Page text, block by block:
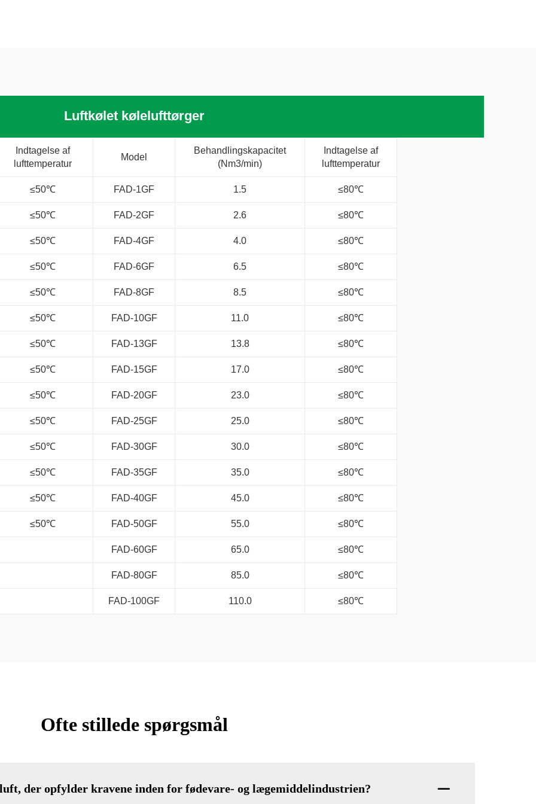
Luftkølet kølelufttørger
Indtagelse af
lufttemperatur
Model
Behandlingskapacitet
(Nm3/min)
Indtagelse af
lufttemperatur
≤50℃ FAD-1GF 1.5 ≤80℃
≤50℃ FAD-2GF 2.6 ≤80℃
≤50℃ FAD-4GF 4.0 ≤80℃
≤50℃ FAD-6GF 6.5 ≤80℃
≤50℃ FAD-8GF 8.5 ≤80℃
≤50℃ FAD-10GF 11.0 ≤80℃
≤50℃ FAD-13GF 13.8 ≤80℃
≤50℃ FAD-15GF 17.0 ≤80℃
≤50℃ FAD-20GF 23.0 ≤80℃
≤50℃ FAD-25GF 25.0 ≤80℃
≤50℃ FAD-30GF 30.0 ≤80℃
≤50℃ FAD-35GF 35.0 ≤80℃
≤50℃ FAD-40GF 45.0 ≤80℃
≤50℃ FAD-50GF 55.0 ≤80℃
FAD-60GF 65.0 ≤80℃
FAD-80GF 85.0 ≤80℃
FAD-100GF 110.0 ≤80℃
Ofte stillede spørgsmål
der opfylder kravene inden for fødevare- og lægemiddelindustrien?